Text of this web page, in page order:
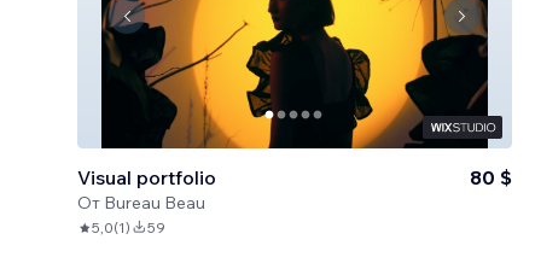
Visual portfolio
От Bureau Beau
80 $
5,0(1) 59